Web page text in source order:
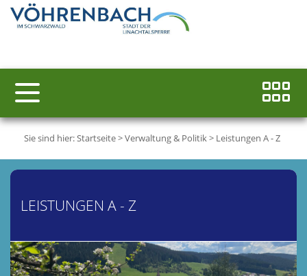
Sie sind hier:Startseite>Verwaltung & Politik> Leistungen A - Z
LEISTUNGEN A - Z